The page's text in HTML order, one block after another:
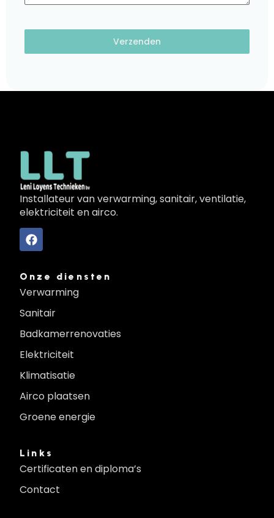
Verzenden
Installateur van verwarming, sanitair, ventilatie,
elektriciteit en airco.
Onze diensten
Verwarming
Sanitair
Badkamerrenovaties
Elektriciteit
Klimatisatie
Airco plaatsen
Groene energie
Links
Certificaten en diploma’s
Contact